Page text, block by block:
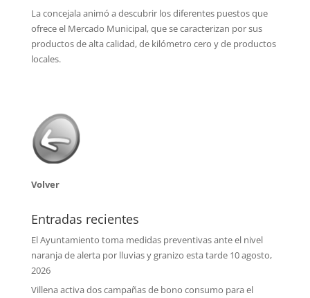
La concejala animó a descubrir los diferentes puestos que
ofrece el Mercado Municipal, que se caracterizan por sus
productos de alta calidad, de kilómetro cero y de productos
locales.
Volver
Entradas recientes
El Ayuntamiento toma medidas preventivas ante el nivel
naranja de alerta por lluvias y granizo esta tarde 10 agosto,
2026
Villena activa dos campañas de bono consumo para el